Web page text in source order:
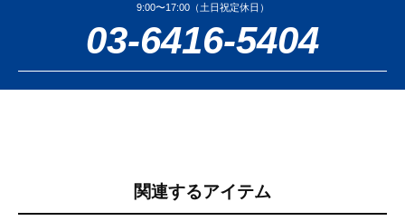
9:00〜17:00（土日祝定休日）
03-6416-5404
関連するアイテム